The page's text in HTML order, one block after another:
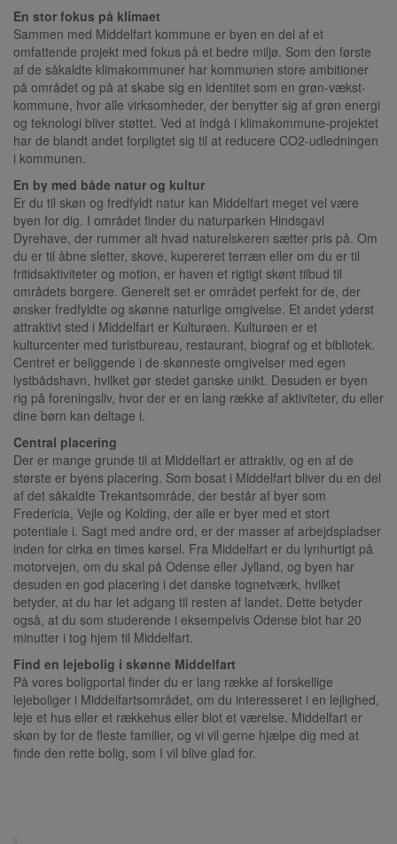
En stor fokus på klimaet
Sammen med Middelfart kommune er byen en del af et
omfattende projekt med fokus på et bedre miljø. Som den første
af de såkaldte klimakommuner har kommunen store ambitioner
på området og på at skabe sig en identitet som en grøn-vækst-
kommune, hvor alle virksomheder, der benytter sig af grøn energi
og teknologi bliver støttet. Ved at indgå i klimakommune-projektet
har de blandt andet forpligtet sig til at reducere CO2-udledningen
i kommunen.
En by med både natur og kultur
Er du til skøn og fredfyldt natur kan Middelfart meget vel være
byen for dig. I området finder du naturparken Hindsgavl
Dyrehave, der rummer alt hvad naturelskeren sætter pris på. Om
du er til åbne sletter, skove, kupereret terræn eller om du er til
fritidsaktiviteter og motion, er haven et rigtigt skønt tilbud til
områdets borgere. Generelt set er området perfekt for de, der
ønsker fredfyldte og skønne naturlige omgivelse. Et andet yderst
attraktivt sted i Middelfart er Kulturøen. Kulturøen er et
kulturcenter med turistbureau, restaurant, biograf og et bibliotek.
Centret er beliggende i de skønneste omgivelser med egen
lystbådshavn, hvilket gør stedet ganske unikt. Desuden er byen
rig på foreningsliv, hvor der er en lang række af aktiviteter, du eller
dine børn kan deltage i.
Central placering
Der er mange grunde til at Middelfart er attraktiv, og en af de
største er byens placering. Som bosat i Middelfart bliver du en del
af det såkaldte Trekantsområde, der består af byer som
Fredericia, Vejle og Kolding, der alle er byer med et stort
potentiale i. Sagt med andre ord, er der masser af arbejdspladser
inden for cirka en times kørsel. Fra Middelfart er du lynhurtigt på
motorvejen, om du skal på Odense eller Jylland, og byen har
desuden en god placering i det danske tognetværk, hvilket
betyder, at du har let adgang til resten af landet. Dette betyder
også, at du som studerende i eksempelvis Odense blot har 20
minutter i tog hjem til Middelfart.
Find en lejebolig i skønne Middelfart
På vores boligportal finder du er lang række af forskellige
lejeboliger i Middelfartsområdet, om du interesseret i en lejlighed,
leje et hus eller et rækkehus eller blot et værelse. Middelfart er
skøn by for de fleste familier, og vi vil gerne hjælpe dig med at
finde den rette bolig, som I vil blive glad for.